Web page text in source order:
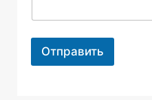
Отправить